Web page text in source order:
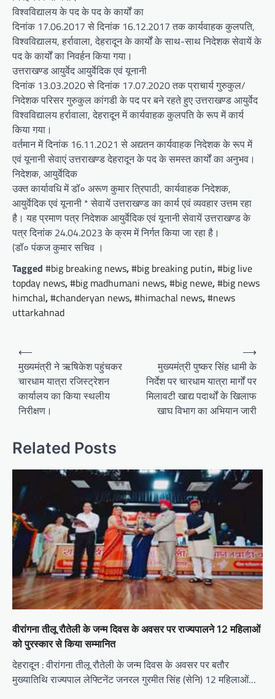
विश्वविद्यालय के पद के पद के कार्यों का
दिनांक 17.06.2017 से दिनांक 16.12.2017 तक कार्यवाहक कुलपति,
विश्वविद्यालय, हर्रावाला, देहरादून के कार्यों के साथ-साथ निदेशक सेवायें के
पद के कार्यों का निवर्हन किया गया।
उत्तराखण्ड आयुर्वेद आयुर्वेदिक एवं यूनानी
दिनांक 13.03.2020 से दिनांक 17.07.2020 तक प्राचार्य गुरुकुल/
निदेशक परिसर गुरुकुल कांगडी के पद पर बने रहते हुए उत्तराखण्ड आयुर्वेद
विश्वविद्यालय हर्रावाला, देहरादून में कार्यवाहक कुलपति के रूप में कार्य
किया गया।
वर्तमान में दिनांक 16.11.2021 से अद्यतन कार्यवाहक निदेशक के रूप में
एवं यूनानी सेवाएं उत्तराखण्ड देहरादून के पद के समस्त कार्यों का अनुभव।
निदेशक, आयुर्वेदिक
उक्त कार्यावधि में डॉ० अरूण कुमार त्रिपाठी, कार्यवाहक निदेशक,
आयुर्वेदिक एवं यूनानी * सेवायें उत्तराखण्ड का कार्य एवं व्यवहार उत्तम रहा
है। यह प्रमाण पत्र निदेशक आयुर्वेदिक एवं यूनानी सेवायें उत्तराखण्ड के
पत्र दिनांक 24.04.2023 के क्रम में निर्गत किया जा रहा है।
(डॉ० पंकज कुमार सचिव ।
Tagged #big breaking news,#big breaking putin,#big live
topday news,#big madhumani news,#big newe,#big news
himchal,#chanderyan news,#himachal news,#news
uttarkahnad
o
a
a
t
o
n
⟵
मुख्यमंत्री ने ऋषिकेश पहुंचकर
चारधाम यात्रा रजिस्ट्रेशन
कार्यालय का किया स्थलीय
निरीक्षण।
मुख्यमंत्री पुष्कर सिंह धामी के
निर्देश पर चारधाम यात्रा मार्गों पर
मिलावटी खाद्य पदार्थों के खिलाफ
खाघ विभाग का अभियान जारी
⟶
Related Posts
वीरांगना तीलू रौतेली के जन्म दिवस के अवसर पर राज्यपालने 12 महिलाओं
को पुरस्कार से किया सम्मानित
देहरादून : वीरांगना तीलू रौतेली के जन्म दिवस के अवसर पर बतौर
मुख्यातिथि राज्यपाल लेफ्टिनेंट जनरल गुरमीत सिंह (सेनि) 12 महिलाओं…